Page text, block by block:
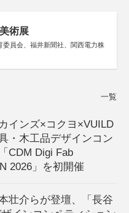
術展
委員会、福井新聞社、関西電力株
一覧
インズ×コクヨ×VUILD
・木工品デザインコン
CDM Digi Fab
2026」を初開催
壮介らが登壇、「長谷